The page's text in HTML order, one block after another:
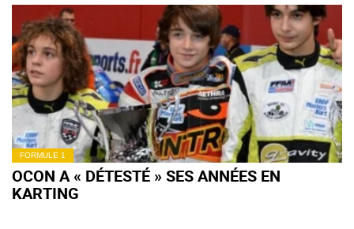
FORMULE 1
OCON A « DÉTESTÉ » SES ANNÉES EN
KARTING